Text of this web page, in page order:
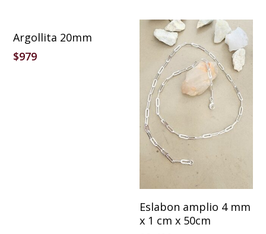
Argollita 20mm
$979
Añadir Al Carrito
Eslabon amplio 4 mm
x 1 cm x 50cm